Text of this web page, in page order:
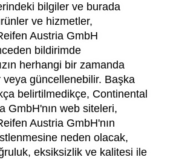
bilgiler ve burada
ve hizmetler,
Austria GmbH
bildirimde
herhangi bir zamanda
veya güncellenebilir. Başka
belirtilmedikçe, Continental
GmbH'nın web siteleri,
Austria GmbH'nın
neden olacak,
eksiksizlik ve kalitesi ile